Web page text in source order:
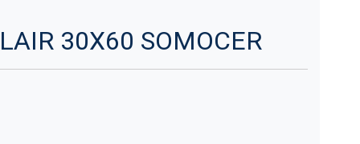
30X60 SOMOCER